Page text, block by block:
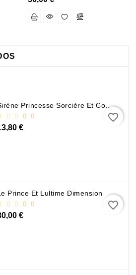
Sirène Princesse Sorcière Et Compagnie
€
favorite_border
Prince Et Lultime Dimension
€
favorite_border